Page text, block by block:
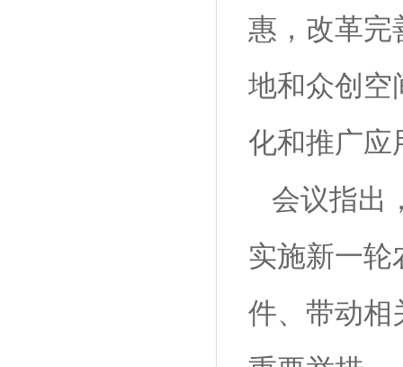
惠，改革完
地和众创空
化和推广应
会议指出
实施新一轮
件、带动相